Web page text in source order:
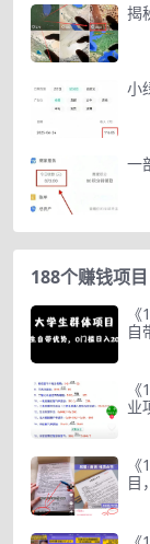
揭
小
一
188个赚钱项目
自
业
目